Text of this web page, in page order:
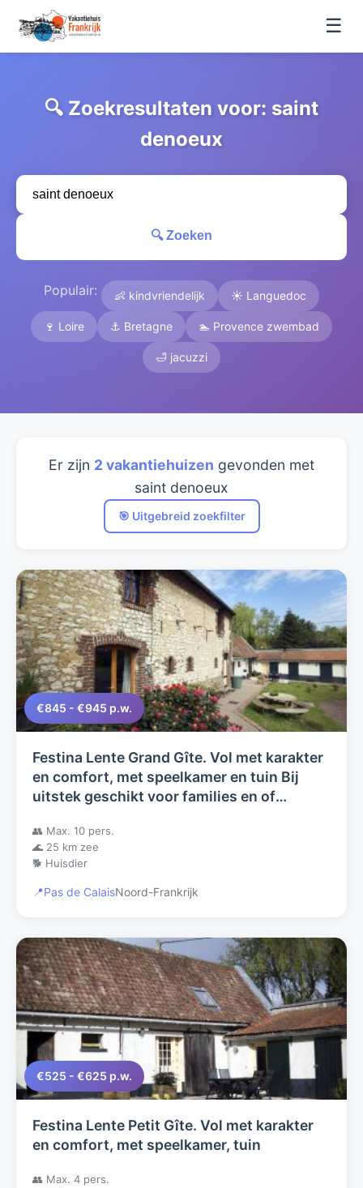
☰
🔍 Zoekresultaten voor: saint
denoeux
🔍 Zoeken
Populair: 👶 kindvriendelijk ☀️ Languedoc
🍷 Loire ⚓ Bretagne 🏊 Provence zwembad
🛁 jacuzzi
Er zijn 2 vakantiehuizen gevonden met
saint denoeux
🎯 Uitgebreid zoekfilter
€845 - €945 p.w.
Festina Lente Grand Gîte. Vol met karakter
en comfort, met speelkamer en tuin Bij
uitstek geschikt voor families en of
👥 Max. 10 pers.
🌊 25 km zee
🐕 Huisdier
📍Pas de CalaisNoord-Frankrijk
€525 - €625 p.w.
Festina Lente Petit Gîte. Vol met karakter
en comfort, met speelkamer, tuin
👥 Max. 4 pers.